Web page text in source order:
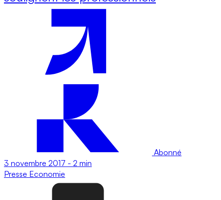
Abonné
3 novembre 2017 - 2 min
Presse Economie